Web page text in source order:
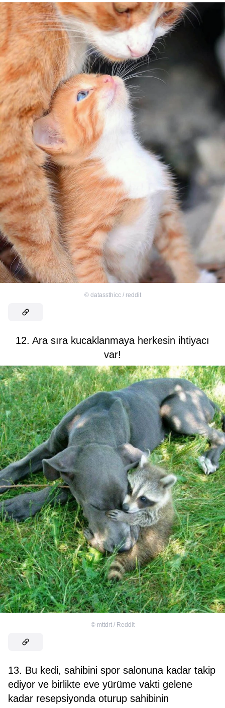
© datassthicc / reddit
12. Ara sıra kucaklanmaya herkesin ihtiyacı
var!
© mttdrt / Reddit
13. Bu kedi, sahibini spor salonuna kadar takip
ediyor ve birlikte eve yürüme vakti gelene
kadar resepsiyonda oturup sahibinin